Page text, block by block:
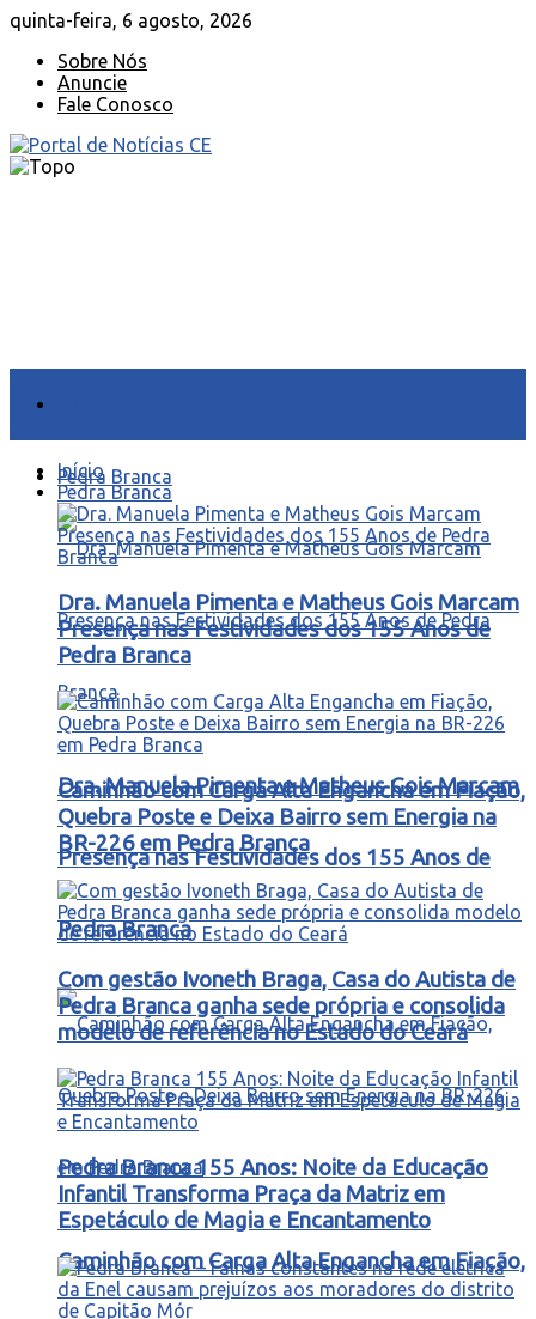
quinta-feira, 6 agosto, 2026
Sobre Nós
Anuncie
Fale Conosco
Pedra Branca
Dra. Manuela Pimenta e Matheus Gois Marcam
Presença nas Festividades dos 155 Anos de
Pedra Branca
Caminhão com Carga Alta Engancha em Fiação,
Início
Pedra Branca
Dra. Manuela Pimenta e Matheus Gois Marcam
Presença nas Festividades dos 155 Anos de
Pedra Branca
Caminhão com Carga Alta Engancha em Fiação,
Quebra Poste e Deixa Bairro sem Energia na
BR-226 em Pedra Branca
Com gestão Ivoneth Braga, Casa do Autista de
Pedra Branca ganha sede própria e consolida
modelo de referência no Estado do Ceará
Pedra Branca 155 Anos: Noite da Educação
Infantil Transforma Praça da Matriz em
Espetáculo de Magia e Encantamento